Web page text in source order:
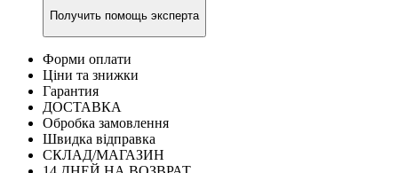
Получить помощь эксперта
Форми оплати
Ціни та знижки
Гарантия
ДОСТАВКА
Обробка замовлення
Швидка відправка
СКЛАД/МАГАЗИН